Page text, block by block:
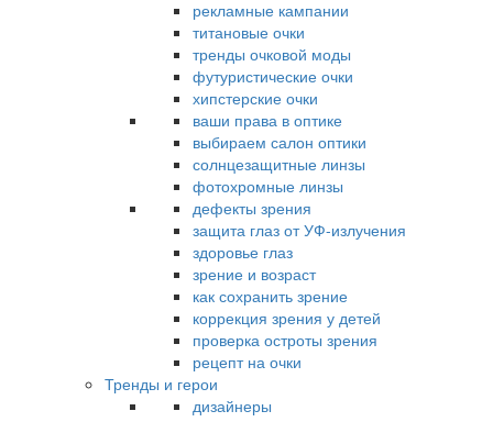
рекламные кампании
титановые очки
тренды очковой моды
футуристические очки
хипстерские очки
ваши права в оптике
выбираем салон оптики
солнцезащитные линзы
фотохромные линзы
дефекты зрения
защита глаз от УФ-излучения
здоровье глаз
зрение и возраст
как сохранить зрение
коррекция зрения у детей
проверка остроты зрения
рецепт на очки
Тренды и герои
дизайнеры